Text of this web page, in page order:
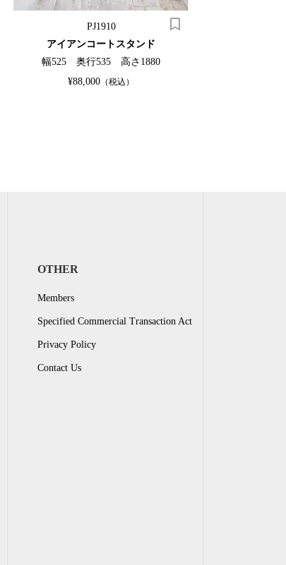
PJ1910
アイアンコートスタンド
幅525 奥行535 高さ1880
¥88,000 （税込）
OTHER
Members
Specified Commercial Transaction Act
Privacy Policy
Contact Us